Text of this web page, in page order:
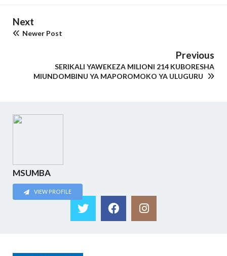
Next
Newer Post
Previous
SERIKALI YAWEKEZA MILIONI 214 KUBORESHA
MIUNDOMBINU YA MAPOROMOKO YA ULUGURU
MSUMBA
VIEW PROFILE